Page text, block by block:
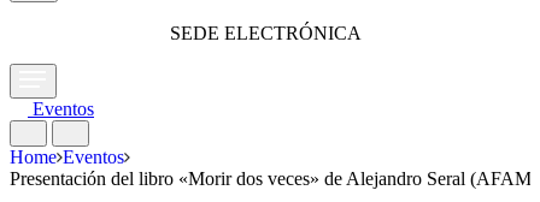
SEDE ELECTRÓNICA
Eventos
Home Eventos
Presentación del libro «Morir dos veces» de Alejandro Seral (AFAM)